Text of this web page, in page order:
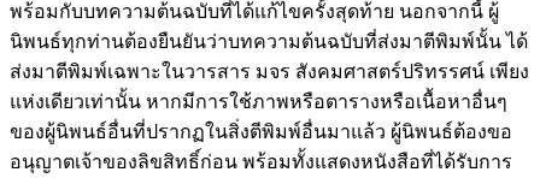
พร้อมกับบทความต้นฉบับที่ได้แก้ไขครั้งสุดท้าย นอกจากนี้ ผู้
นิพนธ์ทุกท่านต้องยืนยันว่าบทความต้นฉบับที่ส่งมาตีพิมพ์นั้น ได้
ส่งมาตีพิมพ์เฉพาะในวารสาร มจร สังคมศาสตร์ปริทรรศน์ เพียง
แห่งเดียวเท่านั้น หากมีการใช้ภาพหรือตารางหรือเนื้อหาอื่นๆ
ของผู้นิพนธ์อื่นที่ปรากฏในสิ่งตีพิมพ์อื่นมาแล้ว ผู้นิพนธ์ต้องขอ
อนุญาตเจ้าของลิขสิทธิ์ก่อน พร้อมทั้งแสดงหนังสือที่ได้รับการ